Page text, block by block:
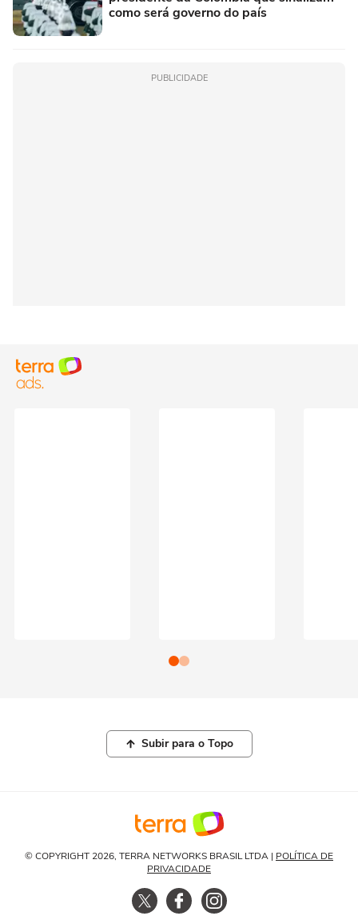
como será governo do país
PUBLICIDADE
Subir para o Topo
© COPYRIGHT 2026, TERRA NETWORKS BRASIL LTDA | POLÍTICA DE
PRIVACIDADE